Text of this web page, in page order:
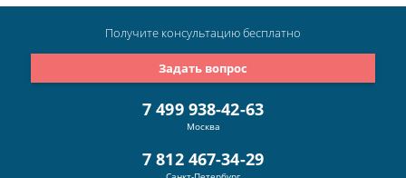
7 499 938-42-63
Москва
7 812 467-34-29
Задать вопрос
Получите консультациюбесплатно